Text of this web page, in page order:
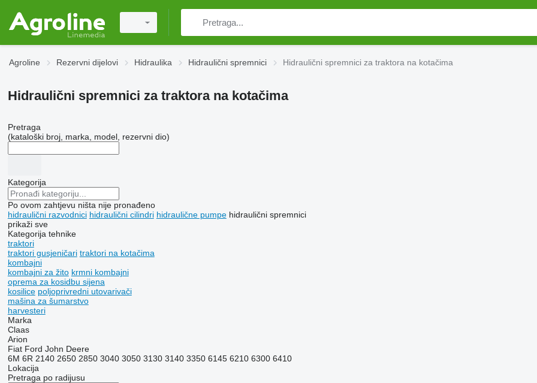
Agroline Rezervni dijelovi Hidraulika Hidraulični spremnici Hidraulični spremnici za traktora na kotačima
Hidraulični spremnici za traktora na kotačima
Pretraga
(kataloški broj, marka, model, rezervni dio)
Kategorija
Po ovom zahtjevu ništa nije pronađeno
hidraulični razvodnici hidraulični cilindri hidraulične pumpe hidraulični spremnici
prikaži sve
Kategorija tehnike
traktori
traktori gusjeničari traktori na kotačima
kombajni
kombajni za žito krmni kombajni
oprema za kosidbu sijena
kosilice poljoprivredni utovarivači
mašina za šumarstvo
harvesteri
Marka
Claas
Arion
Fiat Ford John Deere
6M 6R 2140 2650 2850 3040 3050 3130 3140 3350 6145 6210 6300 6410
Lokacija
Pretraga po radijusu